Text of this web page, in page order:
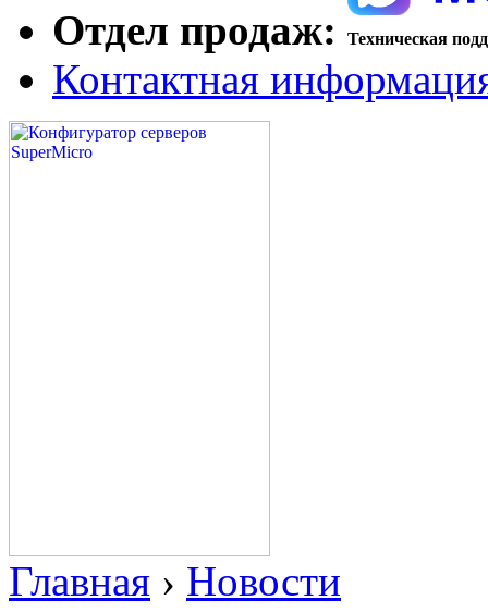
Отдел продаж: Техническая
Контактная
Главная › Новости